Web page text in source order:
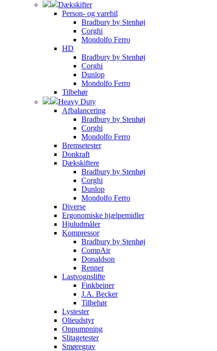
Dækskifter
Person- og varebil
Bradbury by Stenhøj
Corghi
Mondolfo Ferro
HD
Bradbury by Stenhøj
Corghi
Dunlop
Mondolfo Ferro
Tilbehør
Heavy Duty
Afbalancering
Bradbury by Stenhøj
Corghi
Mondolfo Ferro
Bremsetester
Donkraft
Dækskiftere
Bradbury by Stenhøj
Corghi
Dunlop
Mondolfo Ferro
Diverse
Ergonomiske hjælpemidler
Hjuludmåler
Kompressor
Bradbury by Stenhøj
CompAir
Donaldson
Renner
Lastvognslifte
Finkbeiner
J.A. Becker
Tilbehør
Lystester
Olieudstyr
Oppumpning
Slitagetester
Smøregrav